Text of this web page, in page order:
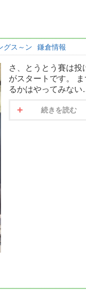
グス～ン 鎌倉情報
さ、とうとう賽は投
がスタートです。
るかはやってみな
続きを読む